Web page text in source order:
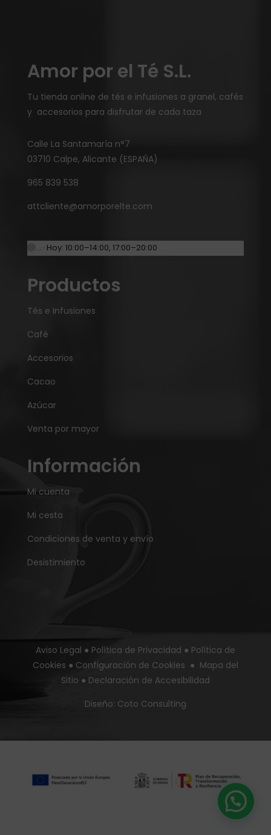
Amor por el Té S.L.
Tu tienda online de tés e infusiones a granel, cafés
y accesorios para disfrutar de cada taza
Calle La Santamaría n°7
03710 Calpe, Alicante (ESPAÑA)
965 839 538
attcliente@amorporelte.com
… · Hoy: 10:00–14:00, 17:00–20:00
Productos
Tés e Infusiones
Café
Accesorios
Cacao
Azúcar
Venta por mayor
Información
Mi cuenta
Mi cesta
Condiciones de venta y envío
Desistimiento
Aviso Legal ● Política de Privacidad ● Política de
Cookies ● Configuración de Cookies ● Mapa del
Sitio ● Declaración de Accesibilidad
Diseño: Coto Consulting